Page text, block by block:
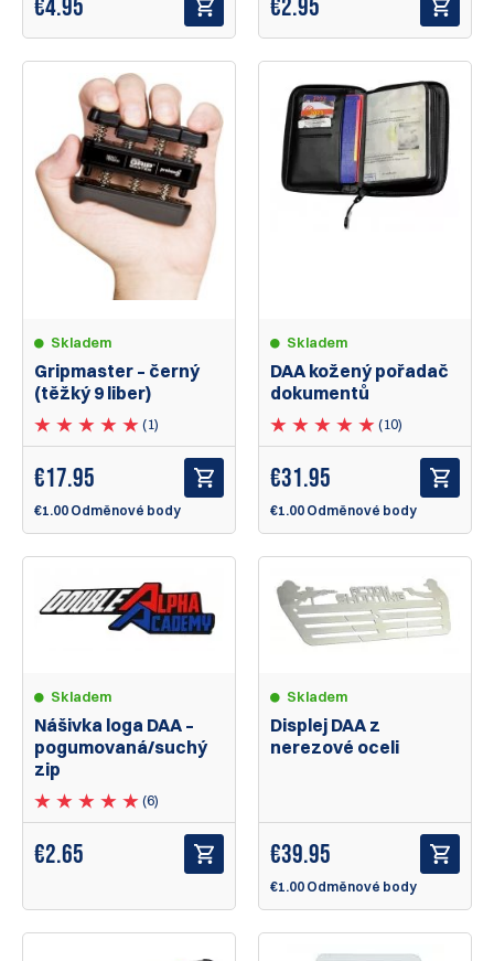
€4.95 €2.95
Skladem
Gripmaster – černý
(těžký 9 liber)
(1)
€17.95
€1.00 Odměnové body
Skladem
DAA kožený pořadač
dokumentů
(10)
€31.95
€1.00 Odměnové body
Skladem
Nášivka loga DAA –
pogumovaná/suchý
zip
(6)
€2.65
Skladem
Displej DAA z
nerezové oceli
€39.95
€1.00 Odměnové body